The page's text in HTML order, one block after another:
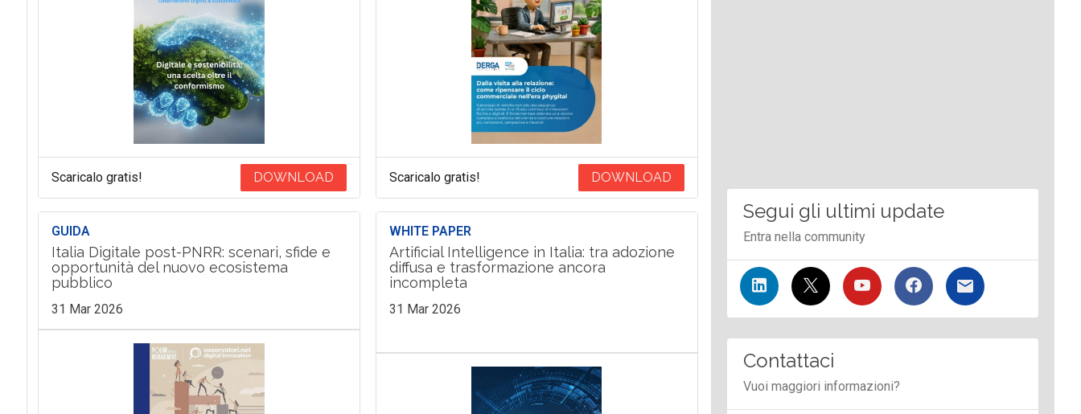
Scaricalo gratis! DOWNLOAD Scaricalo gratis! DOWNLOAD
GUIDA
Italia Digitale post-PNRR: scenari, sfide e
opportunità del nuovo ecosistema
pubblico
31 Mar 2026
WHITE PAPER
Artificial Intelligence in Italia: tra adozione
diffusa e trasformazione ancora
incompleta
31 Mar 2026
Segui gli ultimi update
Entra nella community
Contattaci
Vuoi maggiori informazioni?